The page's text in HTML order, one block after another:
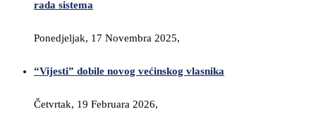
rada sistema
Ponedjeljak, 17 Novembra 2025,
“Vijesti” dobile novog većinskog vlasnika
Četvrtak, 19 Februara 2026,